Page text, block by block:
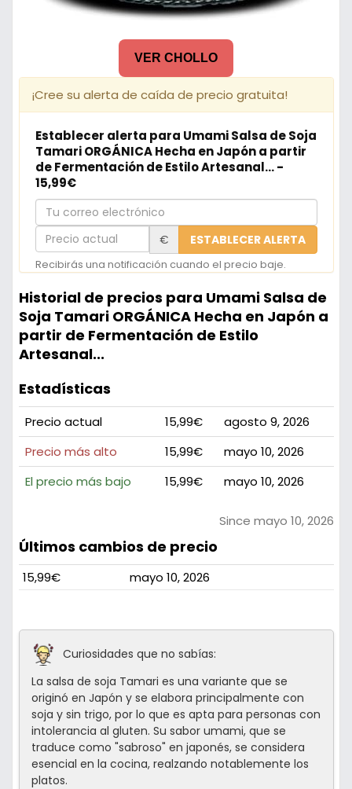
VER CHOLLO
¡Cree su alerta de caída de precio gratuita!
Establecer alerta para Umami Salsa de Soja
Tamari ORGÁNICA Hecha en Japón a partir
de Fermentación de Estilo Artesanal... -
15,99€
Tu
correo
electrónico
Precio
actual
€ ESTABLECER ALERTA
Recibirás una notificación cuando el precio baje.
Historial de precios para Umami Salsa de
Soja Tamari ORGÁNICA Hecha en Japón a
partir de Fermentación de Estilo
Artesanal...
Estadísticas
Precio actual 15,99€
agosto 9, 2026
Precio más alto
15,99€
mayo 10, 2026
El precio más bajo
15,99€ mayo 10, 2026
Since mayo 10, 2026
Últimos cambios de precio
15,99€ mayo 10, 2026
Curiosidades que no sabías:
La salsa de soja Tamari es una variante que se
originó en Japón y se elabora principalmente con
soja y sin trigo, por lo que es apta para personas con
intolerancia al gluten. Su sabor umami, que se
traduce como "sabroso" en japonés, se considera
esencial en la cocina, realzando notablemente los
platos.